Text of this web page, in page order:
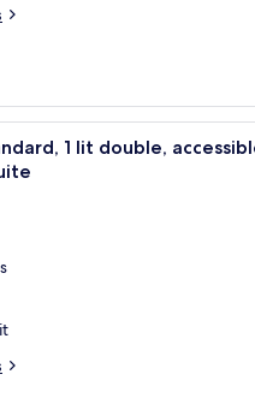
Une
1 lit double,